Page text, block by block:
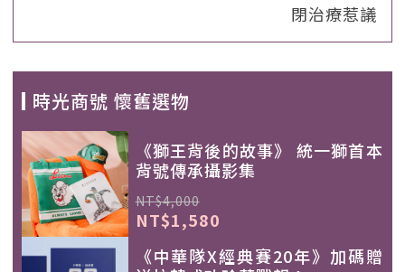
閉治療惹議
時光商號 懷舊選物
《獅王背後的故事》 統一獅首本
背號傳承攝影集
NT$4,000
NT$1,580
《中華隊X經典賽20年》加碼贈